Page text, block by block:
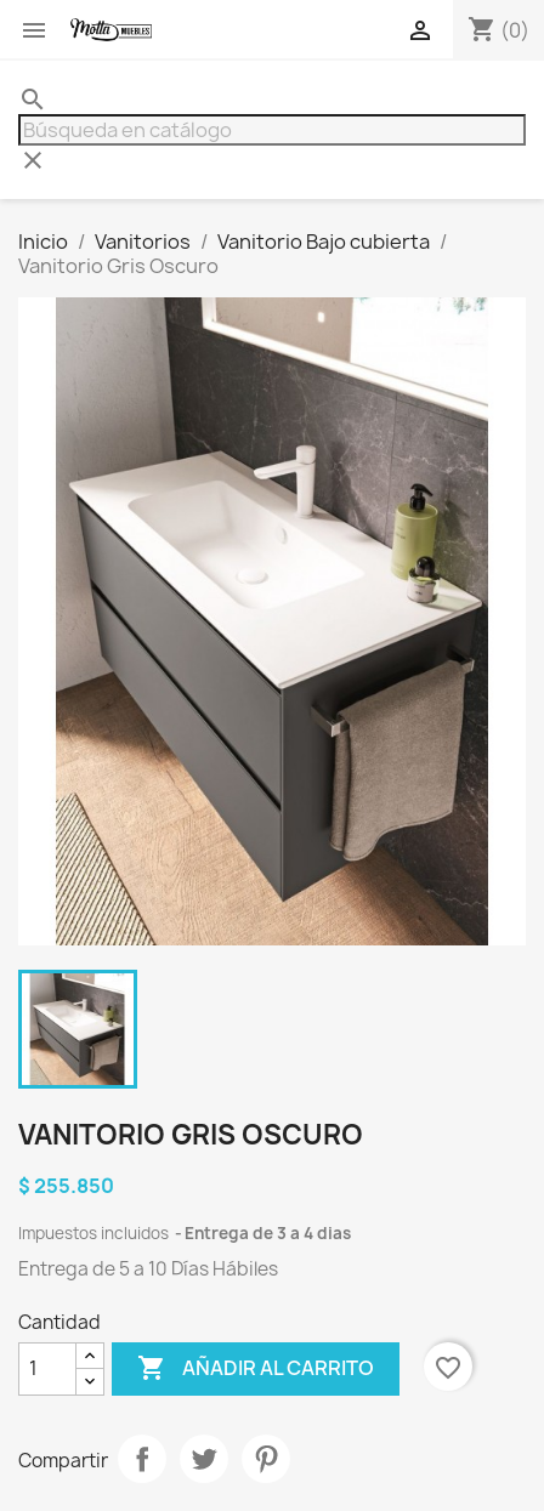
 shopping_cart (0)

search
clear
Inicio Vanitorios
Vanitorio Bajo cubierta
Vanitorio Gris Oscuro
VANITORIO GRIS OSCURO
$ 255.850
Impuestos incluidos Entrega de 3 a 4 dias
Entrega de 5 a 10 Días Hábiles
Cantidad
 AÑADIR AL CARRITO favorite_border
Compartir